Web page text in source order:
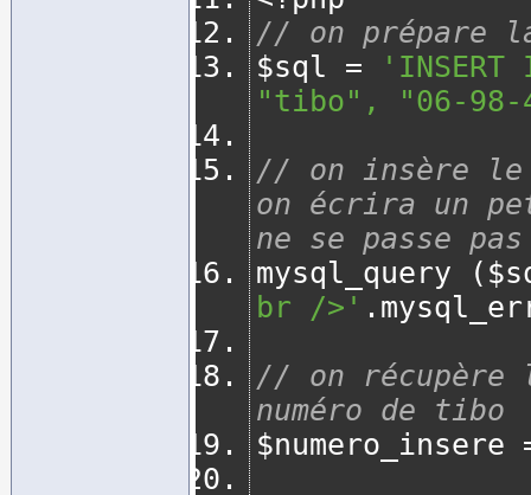
// on prépare
$sql =
"tibo", "06-98-
// on insère le
on écrira un
ne se passe
mysql_query
(
br />' .
// on récupère
numéro de tibo
$numero_insere